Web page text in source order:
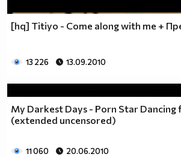
[hq] Titiyo - Come along with me +
13 226 13.09.2010
My Darkest Days - Porn Star Dancing
(extended uncensored)
11 060 20.06.2010